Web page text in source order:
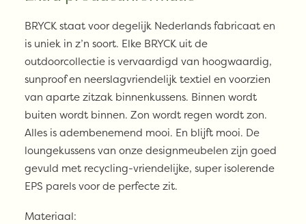
BRYCK staat voor degelijk Nederlands fabricaat en
is uniek in z’n soort. Elke BRYCK uit de
outdoorcollectie is vervaardigd van hoogwaardig,
sunproof en neerslagvriendelijk textiel en voorzien
van aparte zitzak binnenkussens. Binnen wordt
buiten wordt binnen. Zon wordt regen wordt zon.
Alles is adembenemend mooi. En blijft mooi. De
loungekussens van onze designmeubelen zijn goed
gevuld met recycling-vriendelijke, super isolerende
EPS parels voor de perfecte zit.
Materiaal: